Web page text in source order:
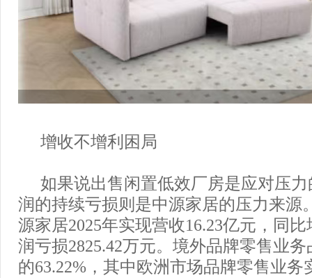
增收不增利困局
如果说出售闲置低效厂房是应对压
润的持续亏损则是中源家居的压力来源
源家居2025年实现营收16.23亿元，同比
润亏损2825.42万元。境外品牌零售业
的63.22%，其中欧洲市场品牌零售业务